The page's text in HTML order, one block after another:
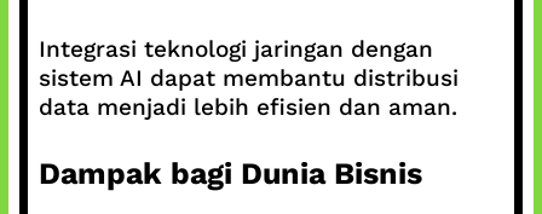
Integrasi teknologi jaringan dengan
sistem AI dapat membantu distribusi
data menjadi lebih efisien dan aman.
Dampak bagi Dunia Bisnis